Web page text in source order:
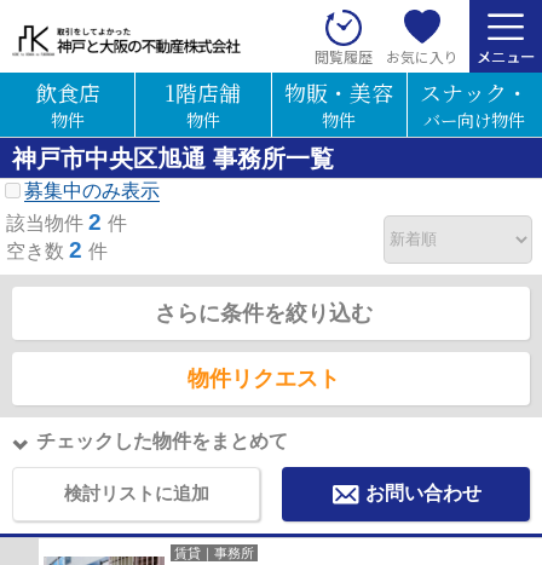
閲覧履歴 お気に入り
飲食店
物件
1階店舗
物件
物販・美容
物件
スナック・
バー向け物件
神戸市中央区旭通 事務所一覧
募集中のみ表示
該当物件 2 件
空き数 2 件
さらに条件を絞り込む
物件リクエスト
チェックした物件をまとめて
検討リストに追加 お問い合わせ
賃貸｜事務所